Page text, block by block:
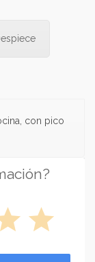
con pico
star